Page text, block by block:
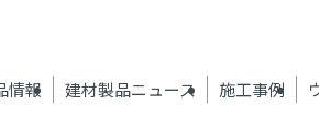
情報 建材製品ニュース 施工事例